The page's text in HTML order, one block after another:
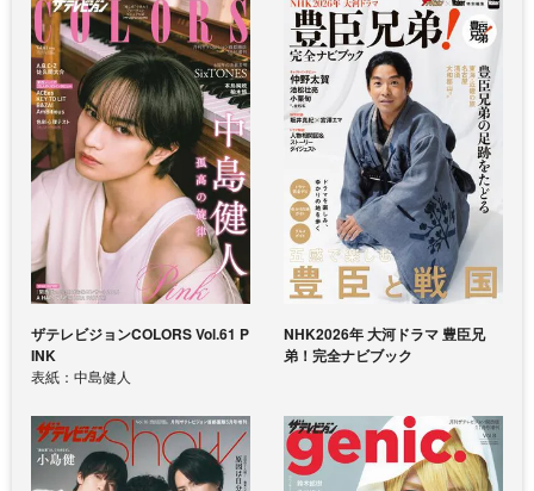
ザテレビジョンCOLORS Vol.61 P
INK
表紙：中島健人
NHK2026年 大河ドラマ 豊臣兄
弟！完全ナビブック